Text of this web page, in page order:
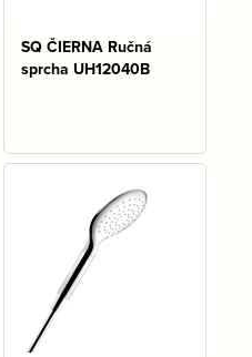
SQ ČIERNA Ručná
sprcha UH12040B
Na sklade: 5 ks